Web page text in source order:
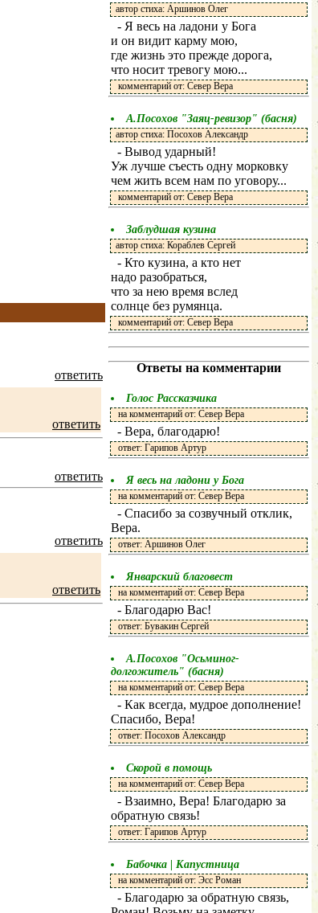
ответить
ответить
ответить
ответить
ответить
автор стиха: Аршинов Олег
- Я весь на ладони у Бога
и он видит карму мою,
где жизнь это прежде дорога,
что носит тревогу мою...
комментарий от: Север Вера
А.Посохов "Заяц-ревизор" (басня)
автор стиха: Посохов Александр
- Вывод ударный!
Уж лучше съесть одну морковку
чем жить всем нам по уговору...
комментарий от: Север Вера
Заблудшая кузина
автор стиха: Кораблев Сергей
- Кто кузина, а кто нет
надо разобраться,
что за нею время вслед
солнце без румянца.
комментарий от: Север Вера
Ответы на комментарии
Голос Рассказчика
на комментарий от: Север Вера
- Вера, благодарю!
ответ: Гарипов Артур
Я весь на ладони у Бога
на комментарий от: Север Вера
- Спасибо за созвучный отклик,
Вера.
ответ: Аршинов Олег
Январский благовест
на комментарий от: Север Вера
- Благодарю Вас!
ответ: Бувакин Сергей
А.Посохов "Осьминог-
долгожитель" (басня)
на комментарий от: Север Вера
- Как всегда, мудрое дополнение!
Спасибо, Вера!
ответ: Посохов Александр
Скорой в помощь
на комментарий от: Север Вера
- Взаимно, Вера! Благодарю за
обратную связь!
ответ: Гарипов Артур
Бабочка | Капустница
на комментарий от: Эсс Роман
- Благодарю за обратную связь,